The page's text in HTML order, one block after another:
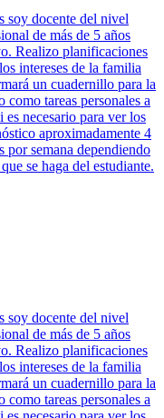
soy docente del nivel
de más de 5 años
Realizo planificaciones
intereses de la familia
un cuadernillo para la
tareas personales a
es necesario para ver los
aproximadamente 4
por semana dependiendo
se haga del estudiante.
soy docente del nivel
de más de 5 años
Realizo planificaciones
intereses de la familia
un cuadernillo para la
tareas personales a